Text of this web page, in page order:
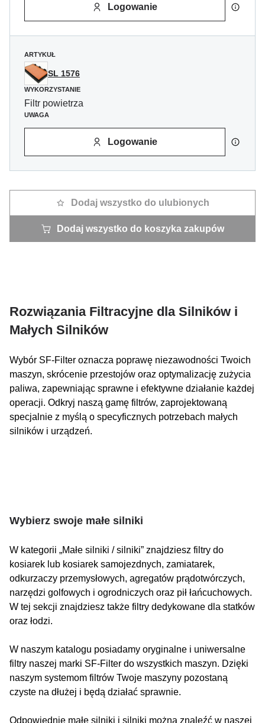
Logowanie
ARTYKUŁ
SL 1576
WYKORZYSTANIE
Filtr powietrza
UWAGA
Logowanie
Dodaj wszystko do ulubionych
Dodaj wszystko do koszyka zakupów
Rozwiązania Filtracyjne dla Silników i
Małych Silników
Wybór SF-Filter oznacza poprawę niezawodności Twoich
maszyn, skrócenie przestojów oraz optymalizację zużycia
paliwa, zapewniając sprawne i efektywne działanie każdej
operacji. Odkryj naszą gamę filtrów, zaprojektowaną
specjalnie z myślą o specyficznych potrzebach małych
silników i urządzeń.
Wybierz swoje małe silniki
W kategorii „Małe silniki / silniki” znajdziesz filtry do
kosiarek lub kosiarek samojezdnych, zamiatarek,
odkurzaczy przemysłowych, agregatów prądotwórczych,
narzędzi golfowych i ogrodniczych oraz pił łańcuchowych.
W tej sekcji znajdziesz także filtry dedykowane dla statków
oraz łodzi.
W naszym katalogu posiadamy oryginalne i uniwersalne
filtry naszej marki SF-Filter do wszystkich maszyn. Dzięki
naszym systemom filtrów Twoje maszyny pozostaną
czyste na dłużej i będą działać sprawnie.
Odpowiednie małe silniki i silniki można znaleźć w naszej